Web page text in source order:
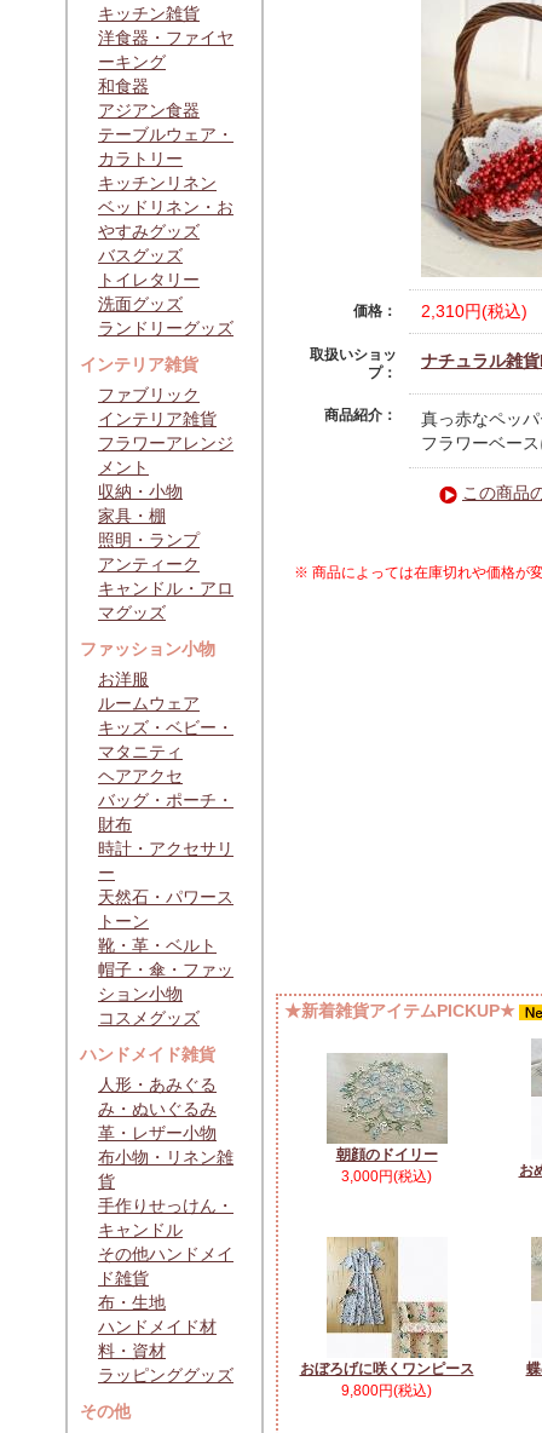
キッチン雑貨
洋食器・ファイヤ
ーキング
和食器
アジアン食器
テーブルウェア・
カラトリー
キッチンリネン
ベッドリネン・お
やすみグッズ
バスグッズ
トイレタリー
洗面グッズ
ランドリーグッズ
インテリア雑貨
ファブリック
インテリア雑貨
フラワーアレンジ
メント
収納・小物
家具・棚
照明・ランプ
アンティーク
キャンドル・アロ
マグッズ
ファッション小物
お洋服
ルームウェア
キッズ・ベビー・
マタニティ
ヘアアクセ
バッグ・ポーチ・
財布
時計・アクセサリ
ー
天然石・パワース
トーン
靴・革・ベルト
帽子・傘・ファッ
ション小物
コスメグッズ
ハンドメイド雑貨
人形・あみぐる
み・ぬいぐるみ
革・レザー小物
布小物・リネン雑
貨
手作りせっけん・
キャンドル
その他ハンドメイ
ド雑貨
布・生地
ハンドメイド材
料・資材
ラッピンググッズ
その他
価格： 2,310円(税込)
取扱いショッ
プ：
ナチュラル雑
商品紹介：
真っ赤なペッ
フラワーベー
この商品
※ 商品によっては在庫切れや価格が
★新着雑貨アイテムPICKUP★
朝顔のドイリー
3,000円(税込)
お
おぼろげに咲くワンピース
9,800円(税込)